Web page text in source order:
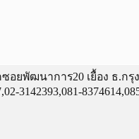
อยพัฒนาการ20 เยื้อง ธ.กรุ
3142393,081-